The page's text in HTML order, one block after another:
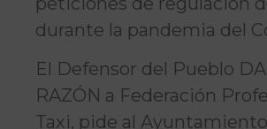
durante la pandemia del
El Defensor del Pueblo
RAZÓN a Federación
Taxi, pide al